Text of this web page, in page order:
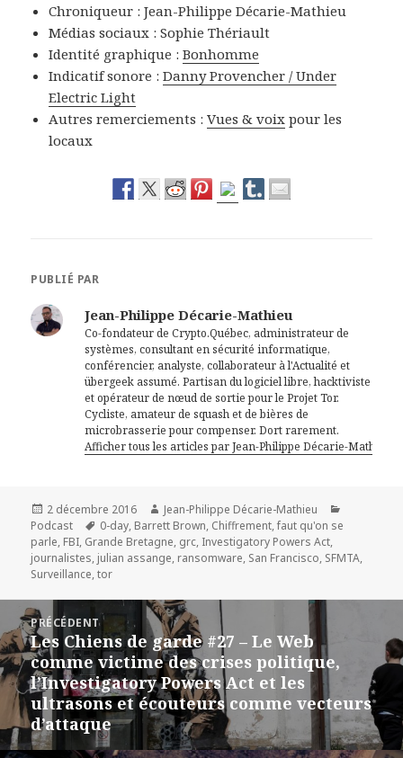
Chroniqueur : Jean-Philippe Décarie-Mathieu
Médias sociaux : Sophie Thériault
Identité graphique :Bonhomme
Indicatif sonore :Danny Provencher / Under
Electric Light
Autres remerciements :Vues & voix pour les
locaux
PUBLIÉ PAR
Jean-Philippe Décarie-Mathieu
Co-fondateur de Crypto.Québec, administrateur de
systèmes, consultant en sécurité informatique,
conférencier, analyste, collaborateur à l'Actualité et
übergeek assumé. Partisan du logiciel libre, hacktiviste
et opérateur de nœud de sortie pour le Projet Tor.
Cycliste, amateur de squash et de bières de
microbrasserie pour compenser. Dort rarement.
Afficher tous les articles par Jean-Philippe Décarie-Mathieu
Publié
le
2 décembre 2016 Auteur
Jean-Philippe Décarie-Mathieu
Podcast
Mots-
clés
0-day, Barrett Brown, Chiffrement,faut qu'on se
parle, FBI, Grande Bretagne, grc, Investigatory Powers Act,
journalistes, julian assange, ransomware, San Francisco, SFMTA,
Surveillance,tor
Navigation
de
l’article
PRÉCÉDENT
Article
précédent :
Les Chiens de garde #27 – Le Web
comme victime des crises politique,
l’Investigatory Powers Act et les
ultrasons et écouteurs comme vecteurs
d’attaque